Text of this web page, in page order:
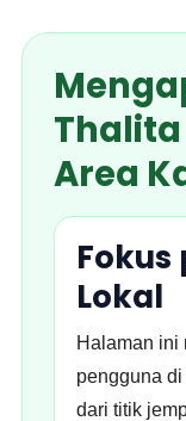
Area
Lokal
Halaman ini
pengguna
dari titik